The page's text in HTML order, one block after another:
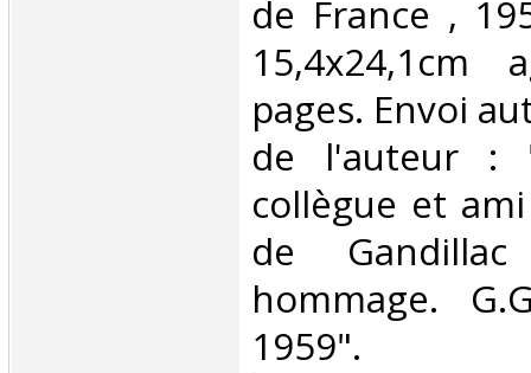
de France ,
pages. Envoi
de l'auteur :
collègue et
de
hommage.
1959". ‎